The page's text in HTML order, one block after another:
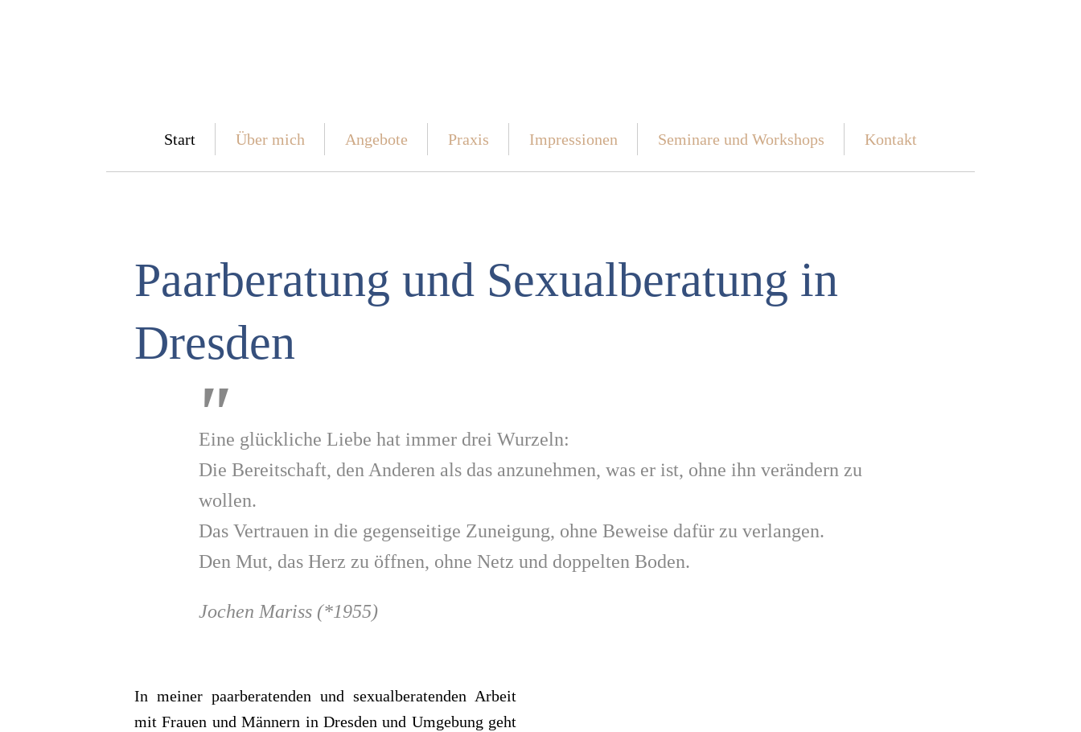
Start Über mich Ange­bote Pra­xis Impres­sio­nen Semi­nare und Work­shops Kon­takt
Paar­be­ra­tung und Sexu­al­be­ra­tung in
Dres­den
Eine glück­li­che Liebe hat immer drei Wur­zeln:
Die Bereit­schaft, den Ande­ren als das anzu­neh­men, was er ist, ohne ihn ver­än­dern zu
wol­len.
Das Ver­trauen in die gegen­sei­tige Zunei­gung, ohne Beweise dafür zu ver­lan­gen.
Den Mut, das Herz zu öff­nen, ohne Netz und dop­pel­ten Boden.
Jochen Mariss (*1955)
In mei­ner paar­be­ra­ten­den und sexu­al­be­ra­ten­den Arbeit
mit Frauen und Män­nern in Dres­den und Umge­bung geht